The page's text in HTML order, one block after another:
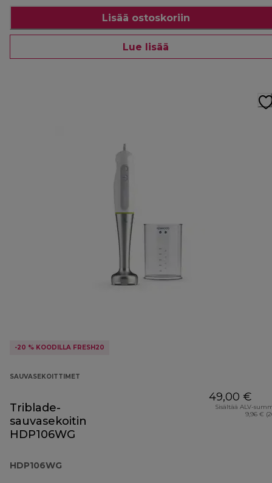
Lisää ostoskoriin
Lue lisää
-20 % KOODILLA FRESH20
SAUVASEKOITTIMET
Triblade-
sauvasekoitin
HDP106WG
HDP106WG
49,00 €
Sisältää ALV-
9,96 €